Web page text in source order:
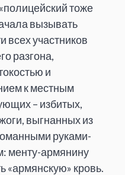
тоже
вызывать
всех участников
разгона,
и
к местным
– избитых,
выгнанных из
руками-
менту-армянину
«армянскую» кровь.